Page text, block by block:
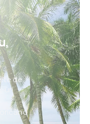
de
uri